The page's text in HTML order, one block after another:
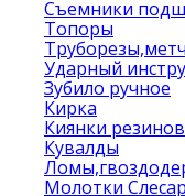
Съемники
Топоры
Ударный
Зубило ручное
Кирка
Киянки
Кувалды
Молотки